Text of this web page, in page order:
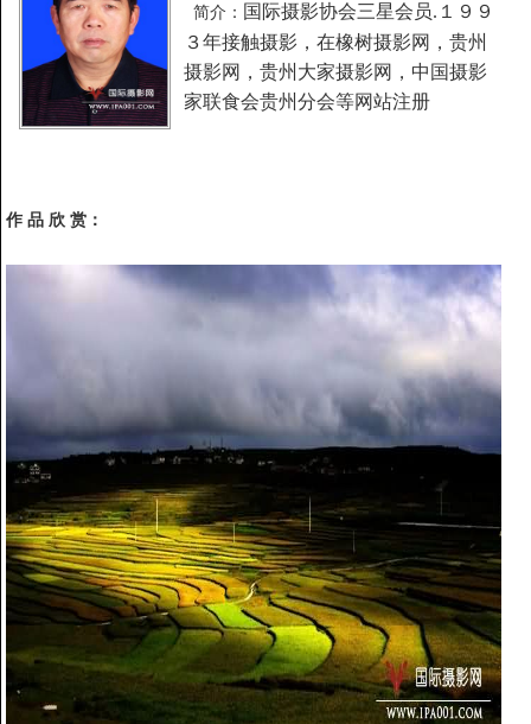
简介： 国际摄影协会三星会员. １９９
３年接触摄影，在橡树摄影网，贵州
摄影网，贵州大家摄影网，中国摄影
家联食会贵州分会等网站注册
作 品 欣 赏：